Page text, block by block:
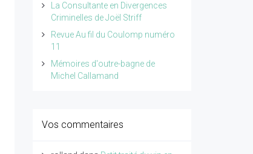
La Consultante en Divergences
Criminelles de Joël Striff
Revue Au fil du Coulomp numéro
11
Mémoires d'outre-bagne de
Michel Callamand
Vos commentaires